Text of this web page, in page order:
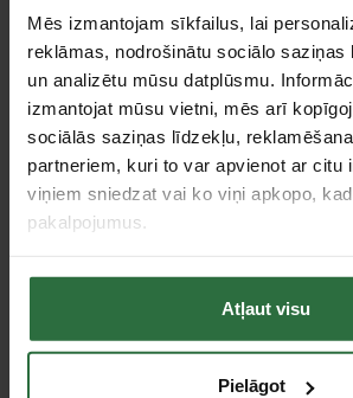
Mēs izmantojam sīkfailus, lai
reklāmas, nodrošinātu sociālo saziņas
un analizētu mūsu datplūsmu.
izmantojat mūsu vietni, mēs arī
sociālās saziņas līdzekļu,
partneriem, kuri to var apvienot ar citu
viņiem sniedzat vai ko viņi apkopo,
pakalpojumus.
Atļaut visu
Pielāgot
Specifikācija
Kātiņa diametrs
Tie, kas apskatīja šo preci, tāpat
Failed to load product list.
Apskatītie produkti